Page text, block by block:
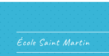
École Saint Martin